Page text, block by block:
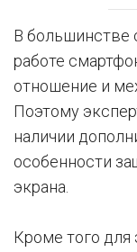
В большинстве
работе
отношение и
Поэтому
наличии
особенности
экрана.
Кроме того